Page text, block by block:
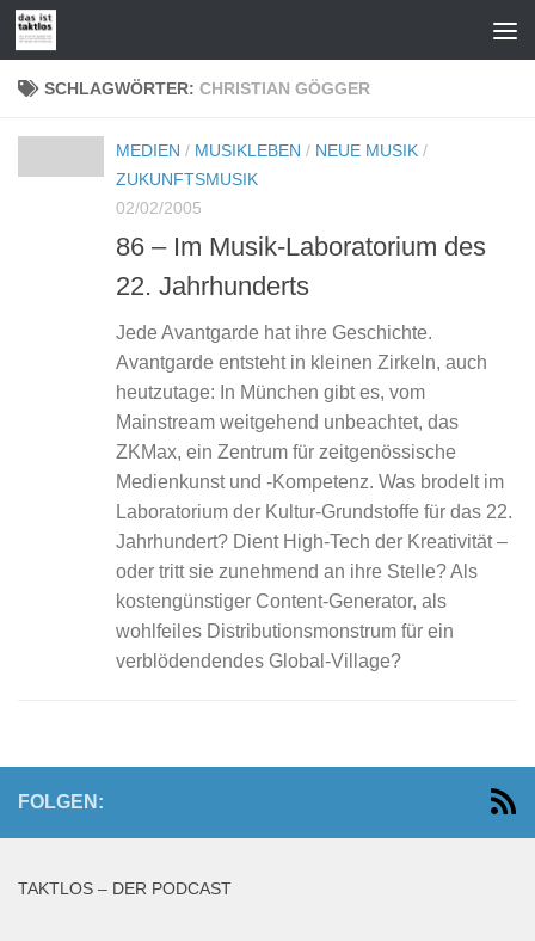
Zum Inhalt springen
SCHLAGWÖRTER: CHRISTIAN GÖGGER
MEDIEN / MUSIKLEBEN / NEUE MUSIK /
ZUKUNFTSMUSIK
02/02/2005
86 – Im Musik-Laboratorium des
22. Jahrhunderts
Jede Avantgarde hat ihre Geschichte.
Avantgarde entsteht in kleinen Zirkeln, auch
heutzutage: In München gibt es, vom
Mainstream weitgehend unbeachtet, das
ZKMax, ein Zentrum für zeitgenössische
Medienkunst und -Kompetenz. Was brodelt im
Laboratorium der Kultur-Grundstoffe für das 22.
Jahrhundert? Dient High-Tech der Kreativität –
oder tritt sie zunehmend an ihre Stelle? Als
kostengünstiger Content-Generator, als
wohlfeiles Distributionsmonstrum für ein
verblödendendes Global-Village?
FOLGEN:
TAKTLOS – DER PODCAST